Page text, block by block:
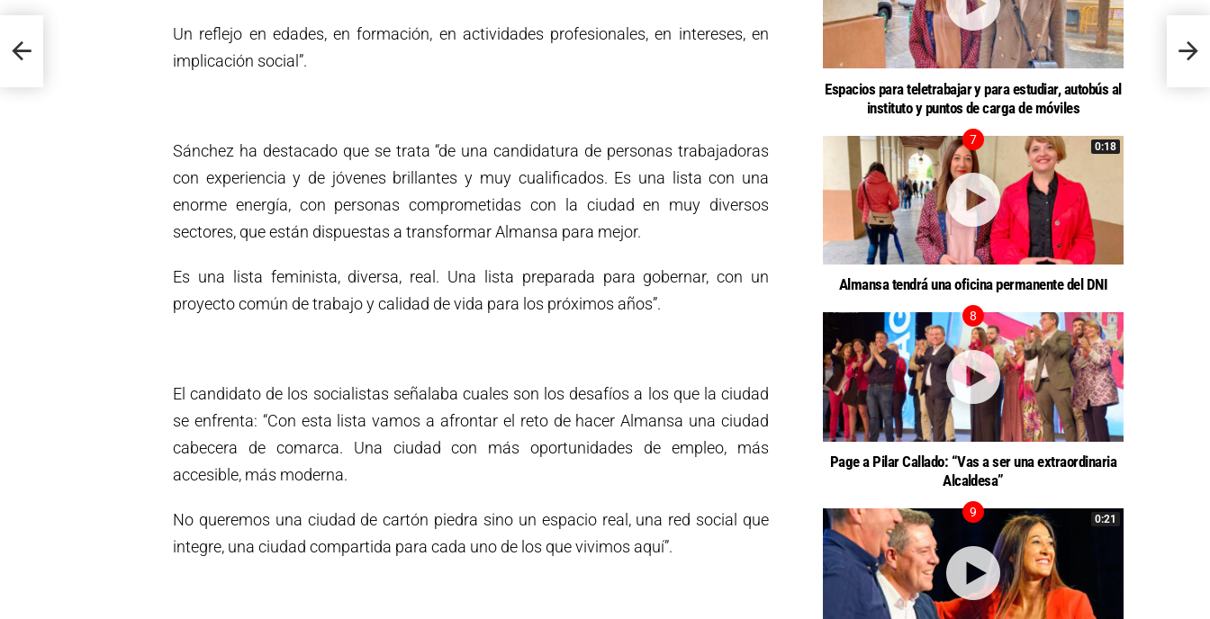
Un reflejo en edades, en formación, en actividades profesionales, en intereses, en
implicación social”.
Sánchez ha destacado que se trata “de una candidatura de personas trabajadoras
con experiencia y de jóvenes brillantes y muy cualificados. Es una lista con una
enorme energía, con personas comprometidas con la ciudad en muy diversos
sectores, que están dispuestas a transformar Almansa para mejor.
Es una lista feminista, diversa, real. Una lista preparada para gobernar, con un
proyecto común de trabajo y calidad de vida para los próximos años”.
El candidato de los socialistas señalaba cuales son los desafíos a los que la ciudad
se enfrenta: “Con esta lista vamos a afrontar el reto de hacer Almansa una ciudad
cabecera de comarca. Una ciudad con más oportunidades de empleo, más
accesible, más moderna.
No queremos una ciudad de cartón piedra sino un espacio real, una red social que
integre, una ciudad compartida para cada uno de los que vivimos aquí”.
El
Espacios para teletrabajar y para estudiar, autobús al
instituto y puntos de carga de móviles
0:18
Almansa tendrá una oficina permanente del DNI
Page a Pilar Callado: “Vas a ser una extraordinaria
Alcaldesa”
0:21